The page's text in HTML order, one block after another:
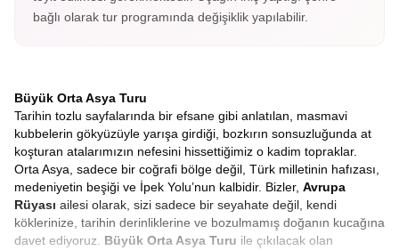
bağlı olarak tur programında değişiklik yapılabilir.
Büyük Orta Asya Turu
Tarihin tozlu sayfalarında bir efsane gibi anlatılan, masmavi
kubbelerin gökyüzüyle yarışa girdiği, bozkırın sonsuzluğunda at
koşturan atalarımızın nefesini hissettiğimiz o kadim topraklar.
Orta Asya, sadece bir coğrafi bölge değil, Türk milletinin hafızası,
medeniyetin beşiği ve İpek Yolu’nun kalbidir. Bizler, Avrupa
Rüyası ailesi olarak, sizi sadece bir seyahate değil, kendi
köklerinize, tarihin derinliklerine ve bozulmamış doğanın kucağına
davet ediyoruz. Büyük Orta Asya Turu ile çıkılacak olan